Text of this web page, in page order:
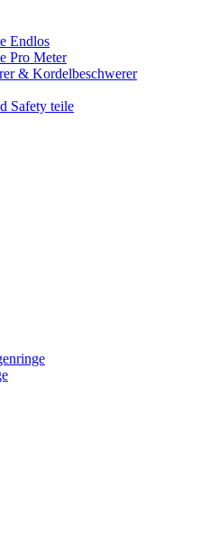
Endlos
Pro Meter
& Kordelbeschwerer
Safety teile